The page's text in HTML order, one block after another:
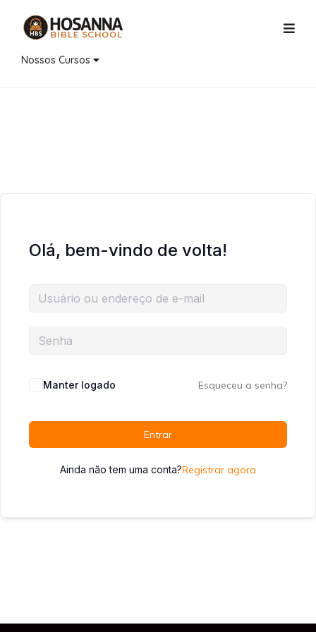
Nossos Cursos
Olá, bem-vindo de volta!
Manter logado Esqueceu a senha?
Entrar
Ainda não tem uma conta?Registrar agora